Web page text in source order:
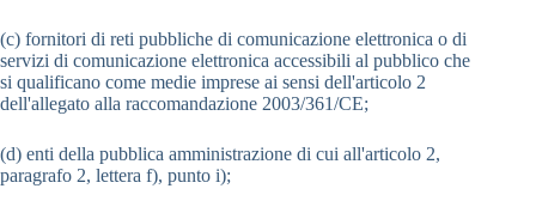
(c) fornitori di reti pubbliche di comunicazione elettronica o di
servizi di comunicazione elettronica accessibili al pubblico che
si qualificano come medie imprese ai sensi dell'articolo 2
dell'allegato alla raccomandazione 2003/361/CE;
(d) enti della pubblica amministrazione di cui all'articolo 2,
paragrafo 2, lettera f), punto i);